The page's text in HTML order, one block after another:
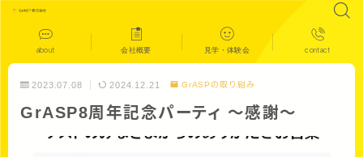
about 会社概要 見学・体験会 contact
2023.07.08 2024.12.21 GrASPの取り組み
GrASP8周年記念パーティ ～感謝～